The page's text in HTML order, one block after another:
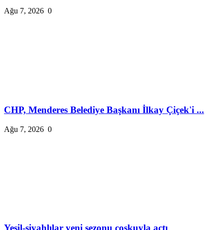
Ağu 7, 2026 0
CHP, Menderes Belediye Başkanı İlkay Çiçek'i ...
Ağu 7, 2026 0